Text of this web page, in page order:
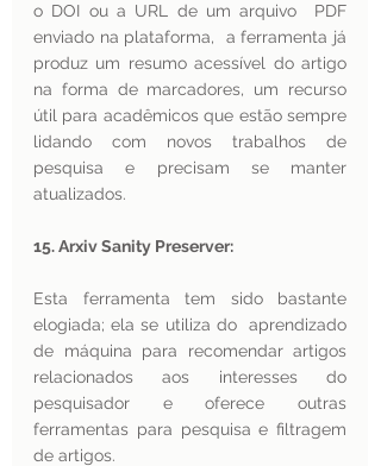
o DOI ou a URL de um arquivo  PDF
enviado na plataforma,  a ferramenta já
produz um resumo acessível do artigo
na forma de marcadores, um recurso
útil para acadêmicos que estão sempre
lidando com novos trabalhos de
pesquisa e precisam se manter
atualizados.
15. Arxiv Sanity Preserver:
Esta ferramenta tem sido bastante
elogiada; ela se utiliza do  aprendizado
de máquina para recomendar artigos
relacionados aos interesses do
pesquisador e oferece outras
ferramentas para pesquisa e filtragem
de artigos.